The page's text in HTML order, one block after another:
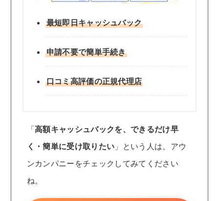
最短即日キャッシュバック
申請不要で簡単手続き
口コミ高評価の正規代理店
「高額キャッシュバックを、できるだけ早
く・簡単に受け取りたい 」という人は、アウ
ンカンパニーをチェックしてみてください
ね。